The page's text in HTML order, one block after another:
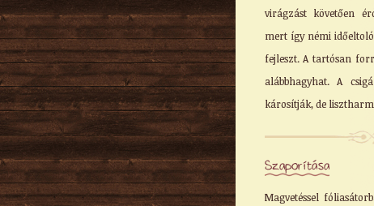
virágzást követően
mert így némi
fejleszt. A tartósan
alábbhagyhat. A
károsítják, de
Szaporítása
Magvetéssel